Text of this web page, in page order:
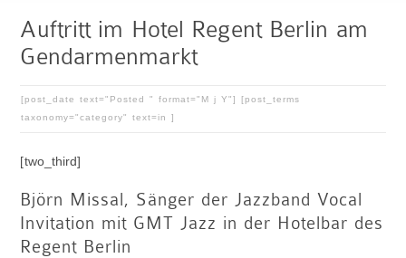
Auftritt im Hotel Regent Berlin am
Gendarmenmarkt
[post_date text="Posted " format="M j Y"] [post_terms
taxonomy="category" text=in ]
[two_third]
Björn Missal, Sänger der Jazzband Vocal
Invitation mit GMT Jazz in der Hotelbar des
Regent Berlin